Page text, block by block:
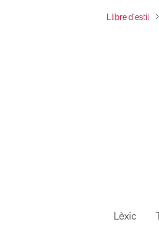
Llibre d'estil
Lèxic